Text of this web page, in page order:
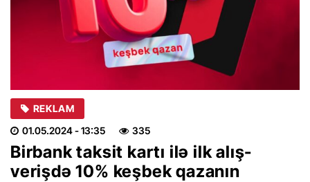
REKLAM
01.05.2024- 13:35 335
Birbank taksit kartı ilə ilk alış-
verişdə 10% keşbek qazanın